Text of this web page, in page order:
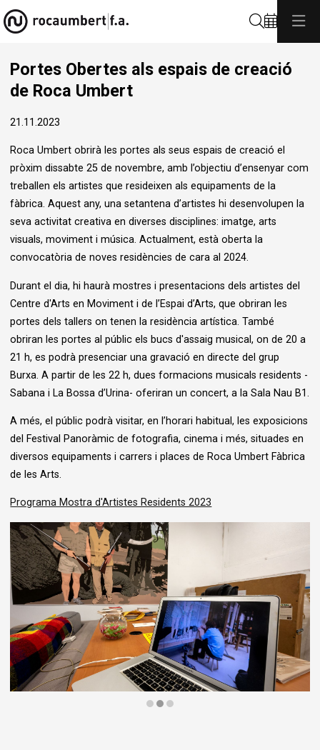
Portes Obertes als espais de creació
de Roca Umbert
21.11.2023
Roca Umbert obrirà les portes als seus espais de creació el
pròxim dissabte 25 de novembre, amb l’objectiu d’ensenyar com
treballen els artistes que resideixen als equipaments de la
fàbrica. Aquest any, una setantena d’artistes hi desenvolupen la
seva activitat creativa en diverses disciplines: imatge, arts
visuals, moviment i música. Actualment, està oberta la
convocatòria de noves residències de cara al 2024.
Durant el dia, hi haurà mostres i presentacions dels artistes del
Centre d'Arts en Moviment i de l’Espai d’Arts, que obriran les
portes dels tallers on tenen la residència artística. També
obriran les portes al públic els bucs d'assaig musical, on de 20 a
21 h, es podrà presenciar una gravació en directe del grup
Burxa. A partir de les 22 h, dues formacions musicals residents -
Sabana i La Bossa d’Urina- oferiran un concert, a la Sala Nau B1.
A més, el públic podrà visitar, en l’horari habitual, les exposicions
del Festival Panoràmic de fotografia, cinema i més, situades en
diversos equipaments i carrers i places de Roca Umbert Fàbrica
de les Arts.
Programa Mostra d'Artistes Residents 2023